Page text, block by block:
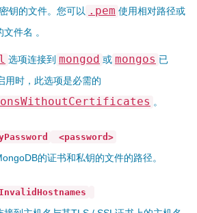
钥的文件。您可以 .pem 使用相对路径或
件名 。
选项连接到 mongod 或 mongos 已
用时，此选项是必需的
。
<password>
的证书和私钥的文件的路径。